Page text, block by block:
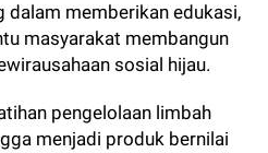
dalam memberikan edukasi,
masyarakat membangun
sosial hijau.
pengelolaan limbah
menjadi produk bernilai